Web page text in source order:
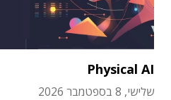
Physical AI
שלישי, 8 בספטמבר 2026